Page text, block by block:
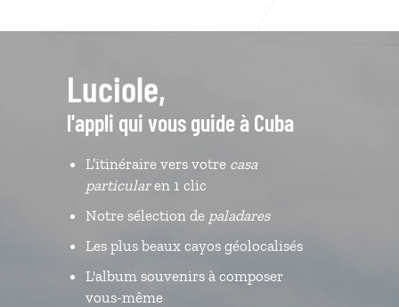
Luciole,
l'appli qui vous guide à Cuba
L’itinéraire vers votre casa
particularen 1 clic
Notre sélection de paladares
Les plus beaux cayos géolocalisés
L'album souvenirs à composer
vous-même